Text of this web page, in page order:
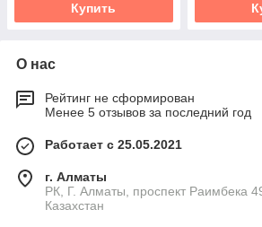
Купить
О нас
Рейтинг не сформирован
Менее 5 отзывов за последний год
Работает с 25.05.2021
г. Алматы
РК, Г. Алматы, проспект Раимбека
Казахстан